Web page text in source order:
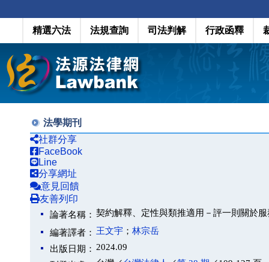
精選六法 法規查詢 司法判解 行政函釋
法學期刊
社群分享
FaceBook
Line
分享網址
意見回饋
友善列印
論著名稱： 契約解釋、定性與類推適用－評一則關於
編著譯者： 王文宇 ； 林宗岳
出版日期： 2024.09